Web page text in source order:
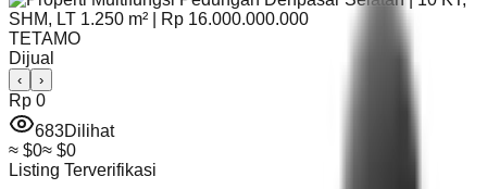
TETAMO
Dijual
‹ ›
Rp 0
683Dilihat
≈ $0≈ $0
Listing Terverifikasi